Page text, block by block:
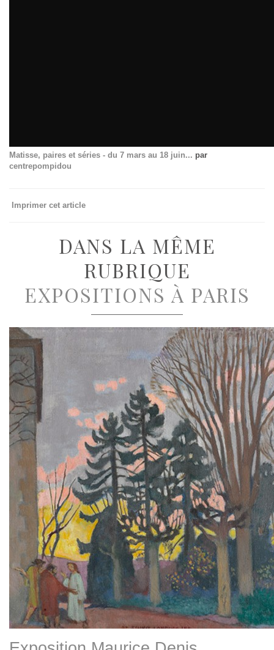
Matisse, paires et séries - du 7 mars au 18 juin... par
centrepompidou
Imprimer cet article
DANS LA MÊME
RUBRIQUE
EXPOSITIONS À PARIS